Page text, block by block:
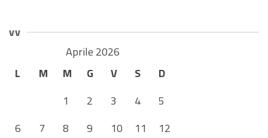
vv
Aprile 2026
L
M M G V S
D
1
2 3 4
5
6
7 8 9 10 11
12